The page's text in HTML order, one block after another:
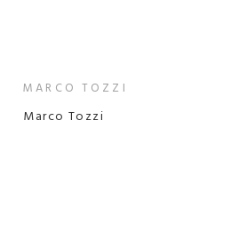
MARCO TOZZI
Marco Tozzi